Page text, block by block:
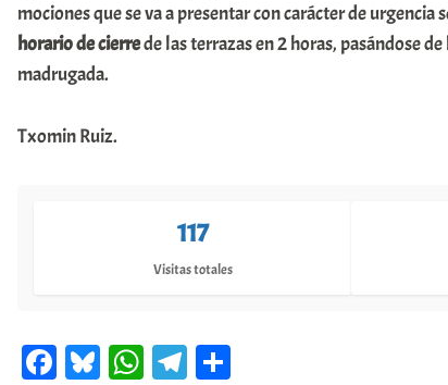
mociones que se va a presentar con carácter de urgencia
horario de cierrede las terrazas en 2 horas, pasándose de
madrugada.
Txomin Ruiz.
117
Visitas totales
Fa Bl W Te